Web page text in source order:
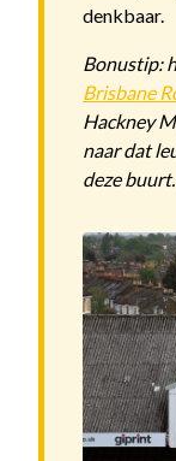
denkbaar.
Bonustip:
Brisbane
Hackney
naar dat
deze buurt.